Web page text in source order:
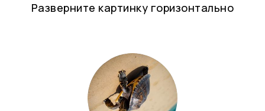
Разверните картинку горизонтально